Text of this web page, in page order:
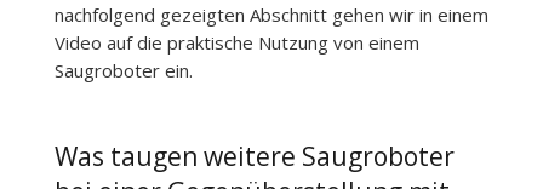
nachfolgend gezeigten Abschnitt gehen wir in einem
Video auf die praktische Nutzung von einem
Saugroboter ein.
Was taugen weitere Saugroboter